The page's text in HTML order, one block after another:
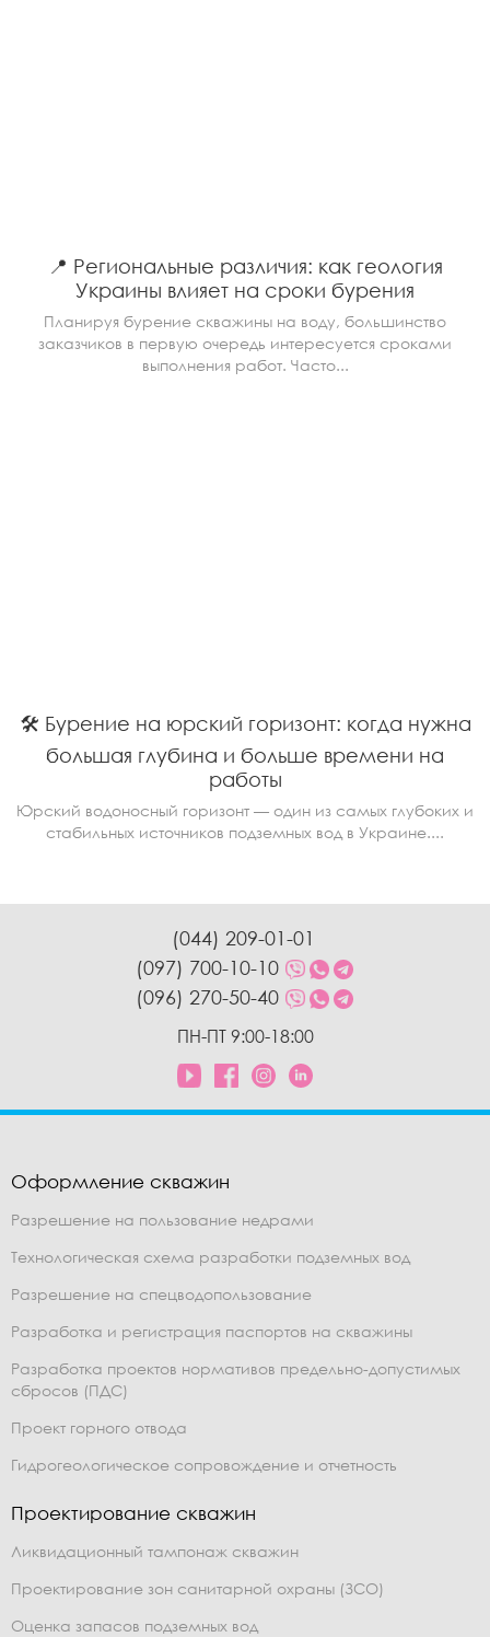
📍 Региональные различия: как геология
Украины влияет на сроки бурения
Планируя бурение скважины на воду, большинство
заказчиков в первую очередь интересуется сроками
выполнения работ. Часто...
🛠️ Бурение на юрский горизонт: когда нужна
большая глубина и больше времени на
работы
Юрский водоносный горизонт — один из самых глубоких и
стабильных источников подземных вод в Украине....
(044) 209-01-01
(097) 700-10-10
(096) 270-50-40
ПН-ПТ 9:00-18:00
Оформление скважин
Разрешение на пользование недрами
Технологическая схема разработки подземных вод
Разрешение на спецводопользование
Разработка и регистрация паспортов на скважины
Разработка проектов нормативов предельно-допустимых
сбросов (ПДС)
Проект горного отвода
Гидрогеологическое сопровождение и отчетность
Проектирование скважин
Ликвидационный тампонаж скважин
Проектирование зон санитарной охраны (ЗСО)
Оценка запасов подземных вод